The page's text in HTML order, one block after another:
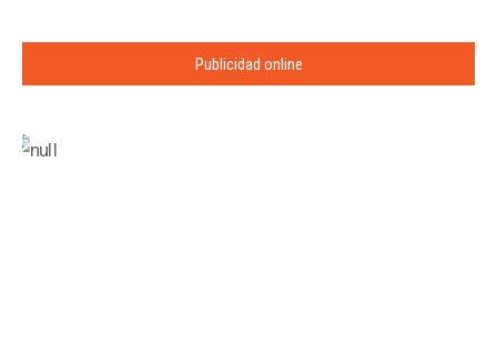
Publicidad online